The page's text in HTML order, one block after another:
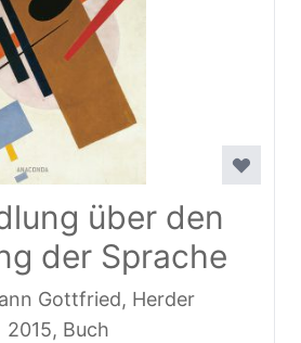
über den
der Sprache
Gottfried, Herder
2015, Buch